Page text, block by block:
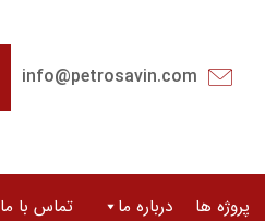
info@petrosavin.com
پروژه ها درباره ما تماس با ما